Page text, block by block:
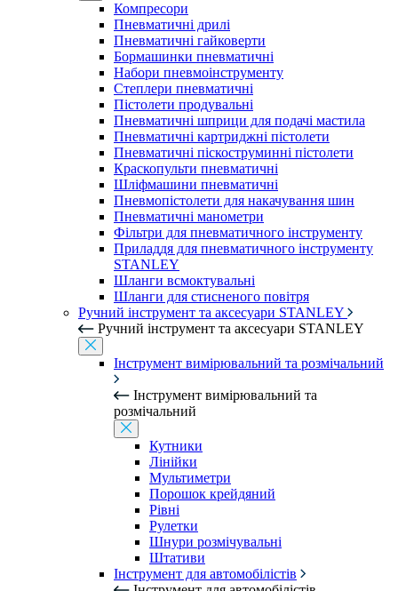
Компресори
Пневматичні дрилі
Пневматичні гайковерти
Бормашинки пневматичні
Набори пневмоінструменту
Степлери пневматичні
Пістолети продувальні
Пневматичні шприци для подачі мастила
Пневматичні картриджні пістолети
Пневматичні піскоструминні пістолети
Краскопульти пневматичні
Шліфмашини пневматичні
Пневмопістолети для накачування шин
Пневматичні манометри
Фільтри для пневматичного інструменту
Приладдя для пневматичного інструменту
STANLEY
Шланги всмоктувальні
Шланги для стисненого повітря
Ручний інструмент та аксесуари STANLEY
Ручний інструмент та аксесуари STANLEY
Інструмент вимірювальний та розмічальний
Інструмент вимірювальний та
розмічальний
Кутники
Лінійки
Мультиметри
Порошок крейдяний
Рівні
Рулетки
Шнури розмічувальні
Штативи
Інструмент для автомобілістів